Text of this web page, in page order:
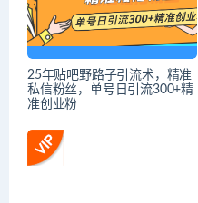
25年贴吧野路子引流术，精准
私信粉丝，单号日引流300+精
准创业粉